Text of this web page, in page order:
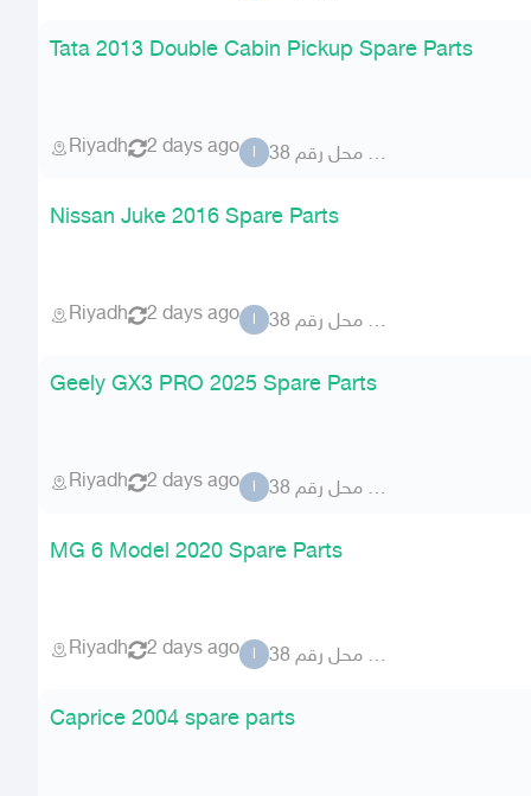
Tata 2013 Double Cabin Pickup Spare Parts
Riyadh 2 days ago ا المطلق محل رقم 38
Nissan Juke 2016 Spare Parts
Riyadh 2 days ago ا المطلق محل رقم 38
Geely GX3 PRO 2025 Spare Parts
Riyadh 2 days ago ا المطلق محل رقم 38
MG 6 Model 2020 Spare Parts
Riyadh 2 days ago ا المطلق محل رقم 38
Caprice 2004 spare parts